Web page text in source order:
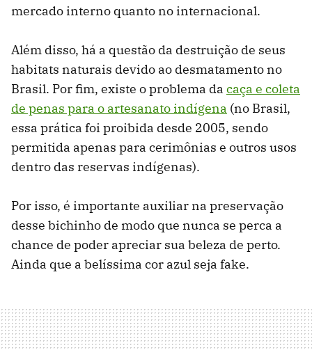
mercado interno quanto no internacional.
Além disso, há a questão da destruição de seus
habitats naturais devido ao desmatamento no
Brasil. Por fim, existe o problema da caça e coleta
de penas para o artesanato indígena (no Brasil,
essa prática foi proibida desde 2005, sendo
permitida apenas para cerimônias e outros usos
dentro das reservas indígenas).
Por isso, é importante auxiliar na preservação
desse bichinho de modo que nunca se perca a
chance de poder apreciar sua beleza de perto.
Ainda que a belíssima cor azul seja fake.